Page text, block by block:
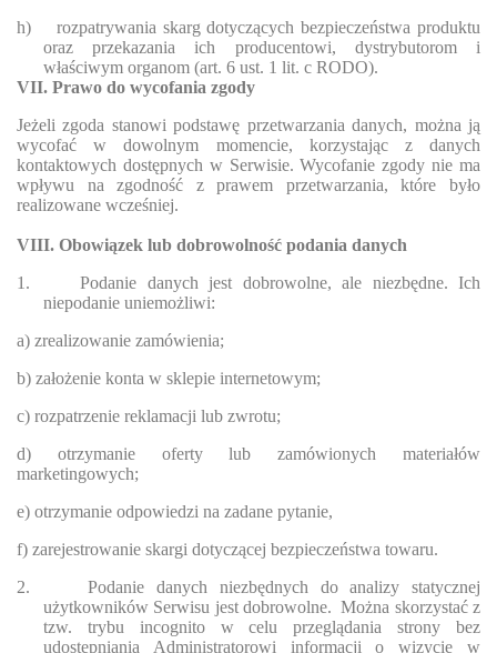
h)
rozpatrywania skarg dotyczących bezpieczeństwa produktu
oraz przekazania ich producentowi, dystrybutorom i
właściwym organom (art. 6 ust. 1 lit. c RODO).
VII. Prawo do wycofania zgody
Jeżeli zgoda stanowi podstawę przetwarzania danych, można ją
wycofać w dowolnym momencie, korzystając z danych
kontaktowych dostępnych w Serwisie. Wycofanie zgody nie ma
wpływu na zgodność z prawem przetwarzania, które było
realizowane wcześniej.
VIII. Obowiązek lub dobrowolność podania danych
1.
Podanie danych jest dobrowolne, ale niezbędne. Ich
niepodanie uniemożliwi:
a) zrealizowanie zamówienia;
b) założenie konta w sklepie internetowym;
c) rozpatrzenie reklamacji lub zwrotu;
d) otrzymanie oferty lub zamówionych materiałów
marketingowych;
e) otrzymanie odpowiedzi na zadane pytanie,
f) zarejestrowanie skargi dotyczącej bezpieczeństwa towaru.
2.
Podanie danych niezbędnych do analizy statycznej
użytkowników Serwisu jest dobrowolne. Można skorzystać z
tzw. trybu incognito w celu przeglądania strony bez
udostępniania Administratorowi informacji o wizycie w